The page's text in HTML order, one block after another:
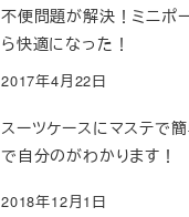
不便問題が解決！ミニポ
ら快適になった！
2017年4月22日
スーツケースにマステで
で自分のがわかります！
2018年12月1日